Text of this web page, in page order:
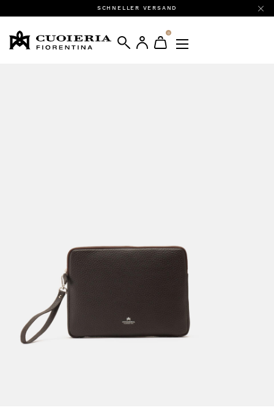
SCHNELLER VERSAND
0